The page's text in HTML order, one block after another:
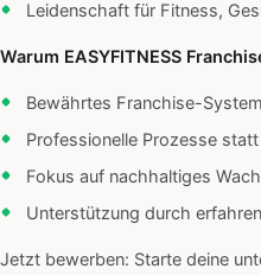
Leidenschaft für Fitness,
Warum EASYFITNESS
Bewährtes Franchise-
Professionelle Prozesse statt
Fokus auf nachhaltiges
Unterstützung durch
Jetzt bewerben: Starte deine